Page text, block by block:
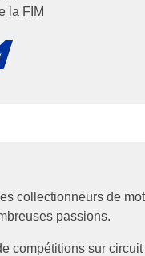
la FIM
collectionneurs de
passions.
compétitions sur